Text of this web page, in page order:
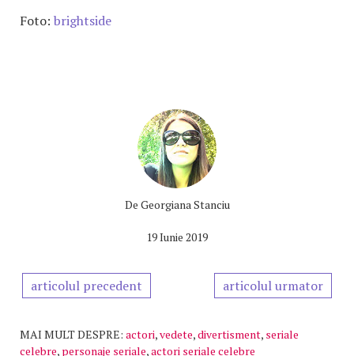
Foto: brightside
De Georgiana Stanciu
19 Iunie 2019
articolul precedent articolul urmator
MAI MULT DESPRE: actori,vedete,divertisment, seriale
celebre, personaje seriale,actori seriale celebre